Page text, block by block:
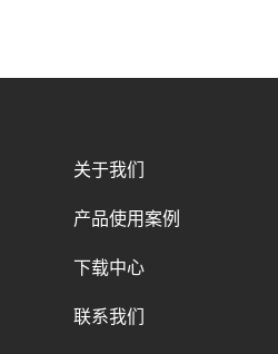
关于我们
产品使用案例
下载中心
联系我们